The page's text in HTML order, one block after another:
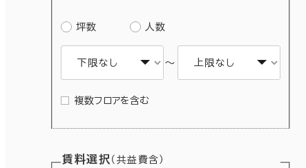
坪数 人数
～
複数フロアを含む
賃料選択 （共益費含）